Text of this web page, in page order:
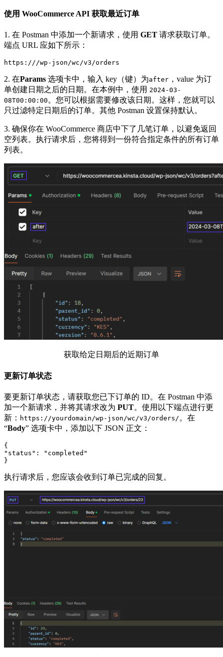
使用 WooCommerce API 获取最近订单
1. 在 Postman 中添加一个新请求，使用 GET 请求获取订单。
端点 URL 应如下所示：
https:///wp-json/wc/v3/orders
2. 在Params 选项卡中，输入 key（键）为after ，value 为订
单创建日期之后的日期。在本例中，使用 2024-03-
08T00:00:00。您可以根据需要修改该日期。这样，您就可以
只过滤特定日期后的订单。其他 Postman 设置保持默认。
3. 确保你在 WooCommerce 商店中下了几笔订单，以避免返回
空列表。执行请求后，您将得到一份符合指定条件的所有订单
列表。
获取给定日期后的近期订单
更新订单状态
要更新订单状态，请获取您已下订单的 ID。在 Postman 中添
加一个新请求，并将其请求改为 PUT。使用以下端点进行更
新： https://yourdomain/wp-json/wc/v3/orders/ 。在
“Body” 选项卡中，添加以下 JSON 正文：
{
"status": "completed"
}
执行请求后，您应该会收到订单已完成的回复。